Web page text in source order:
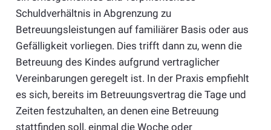
Schuldverhältnis in Abgrenzung zu
Betreuungsleistungen auf familiärer Basis oder aus
Gefälligkeit vorliegen. Dies trifft dann zu, wenn die
Betreuung des Kindes aufgrund vertraglicher
Vereinbarungen geregelt ist. In der Praxis empfiehlt
es sich, bereits im Betreuungsvertrag die Tage und
Zeiten festzuhalten, an denen eine Betreuung
stattfinden soll, einmal die Woche oder